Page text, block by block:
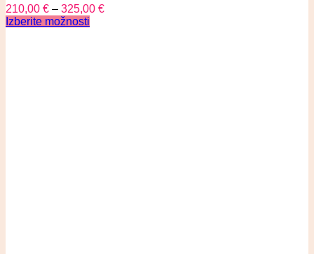
210,00 € – 325,00 €
Izberite možnosti